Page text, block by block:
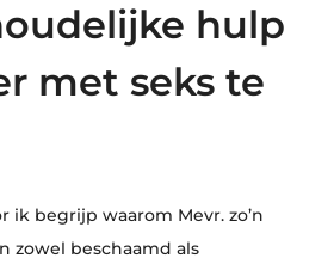
hulp
met seks te
ik begrijp waarom Mevr. zo’n
zowel beschaamd als